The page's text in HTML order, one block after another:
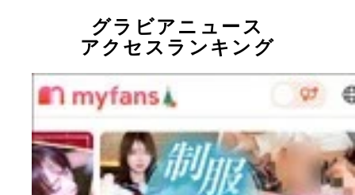
グラビアニュース
アクセスランキング